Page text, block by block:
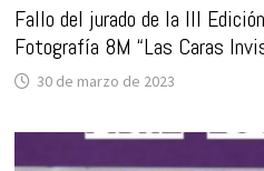
Fallo del jurado de la III
Fotografía 8M “Las Caras
30 de marzo de 2023